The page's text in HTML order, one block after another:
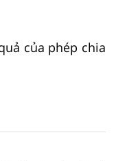
của phép chia